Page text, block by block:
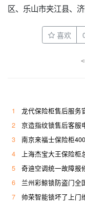
区、乐山市夹江县、
喜欢
1
龙代保险柜售后服务
2
京造指纹锁售后客服
3
南京来福士保险柜
4
上海杰宝大王保险柜总
5
奇迪空调统一故障报
6
兰州彩鲸锁防盗门全
7
帅荣智能锁坏了上门